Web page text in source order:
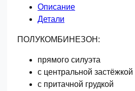
Описание
Детали
ПОЛУКОМБИНЕЗОН:
прямого силуэта
с центральной
с притачной грудкой